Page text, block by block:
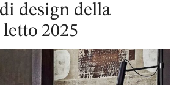
design della
2025